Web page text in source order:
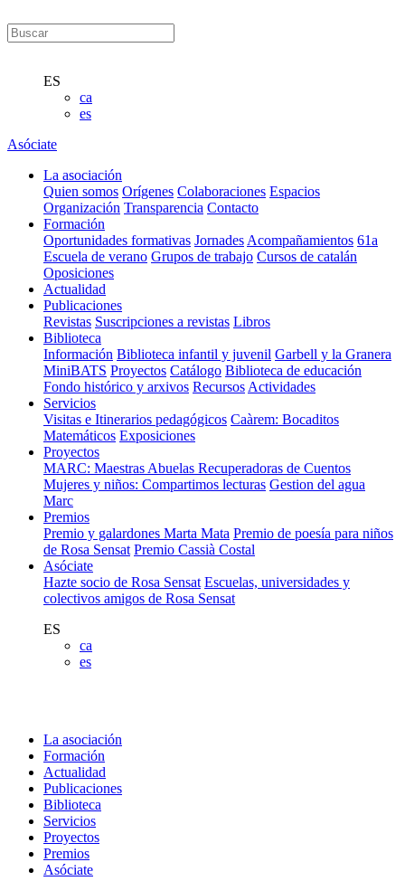
ES
ca
es
Asóciate
La asociación
Quien somos Orígenes Colaboraciones Espacios
Organización Transparencia Contacto
Formación
Oportunidades formativas Jornades Acompañamientos 61a
Escuela de verano Grupos de trabajo Cursos de catalán
Oposiciones
Actualidad
Publicaciones
Revistas Suscripciones a revistas Libros
Biblioteca
Información Biblioteca infantil y juvenil Garbell y la Granera
MiniBATS Proyectos Catálogo Biblioteca de educación
Fondo histórico y arxivos Recursos Actividades
Servicios
Visitas e Itinerarios pedagógicos Caàrem: Bocaditos
Matemáticos Exposiciones
Proyectos
MARC: Maestras Abuelas Recuperadoras de Cuentos
Mujeres y niños: Compartimos lecturas Gestion del agua
Marc
Premios
Premio y galardones Marta Mata Premio de poesía para niños
de Rosa Sensat Premio Cassià Costal
Asóciate
Hazte socio de Rosa Sensat Escuelas, universidades y
colectivos amigos de Rosa Sensat
ES
ca
es
La asociación
Formación
Actualidad
Publicaciones
Biblioteca
Servicios
Proyectos
Premios
Asóciate